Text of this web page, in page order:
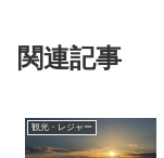
関連記事
観光・レジャー